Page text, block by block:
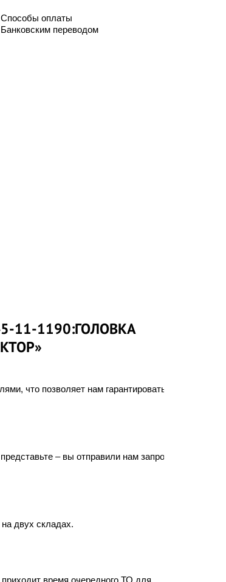
Способы оплаты
Банковским переводом
11-1190:ГОЛОВКА
что позволяет нам гарантировать
– вы отправили нам запрос, а
двух складах.
время очередного ТО для